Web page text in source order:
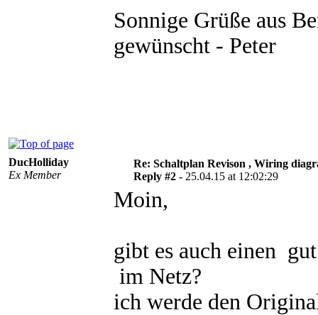
Sonnige Grüße aus
gewünscht - Peter
DucHolliday
Ex Member
Re: Schaltplan Revison , Wiring
Reply #2 - 25.04.15 at 12:02:29
Moin,
gibt es auch einen
im Netz?
ich werde den